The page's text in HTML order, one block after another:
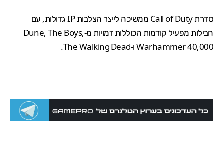
סדרת Call of Duty
ממשיכה לייצר הצלבות IP גדולות, עם
חבילות מפעיל קודמות הכוללות דמויות מ-Dune, The Boys,
Warhammer 40,000ו-The Walking Dead
.